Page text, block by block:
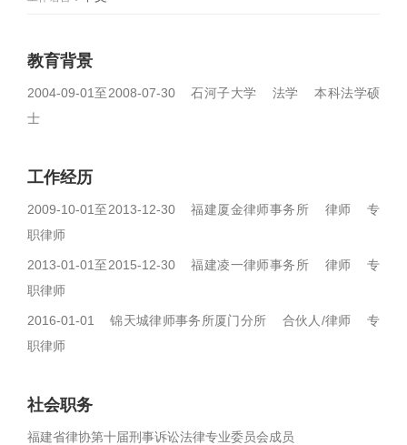
教育背景
2004-09-01至2008-07-30 石河子大学 法学 本科法学硕
士
工作经历
2009-10-01至2013-12-30 福建厦金律师事务所 律师 专
职律师
2013-01-01至2015-12-30 福建凌一律师事务所 律师 专
职律师
2016-01-01 锦天城律师事务所厦门分所 合伙人/律师 专
职律师
社会职务
福建省律协第十届刑事诉讼法律专业委员会成员